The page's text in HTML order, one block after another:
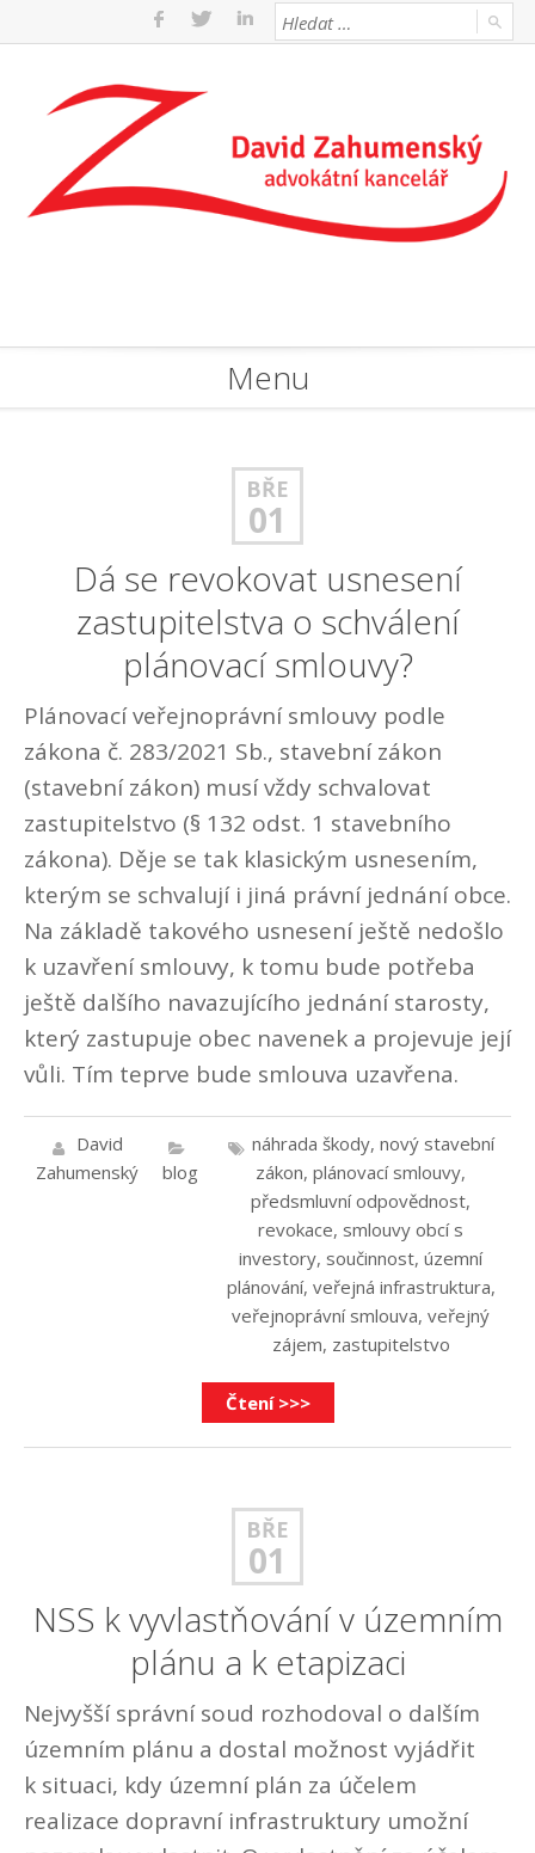
Menu
BŘE
01
Dá se revokovat usnesení
zastupitelstva o schválení
plánovací smlouvy?
Plánovací veřejnoprávní smlouvy podle
zákona č. 283/2021 Sb., stavební zákon
(stavební zákon) musí vždy schvalovat
zastupitelstvo (§ 132 odst. 1 stavebního
zákona). Děje se tak klasickým usnesením,
kterým se schvalují i jiná právní jednání obce.
Na základě takového usnesení ještě nedošlo
k uzavření smlouvy, k tomu bude potřeba
ještě dalšího navazujícího jednání starosty,
který zastupuje obec navenek a projevuje její
vůli. Tím teprve bude smlouva uzavřena.
David
Zahumenský
blog
náhrada škody, nový stavební
zákon, plánovací smlouvy,
předsmluvní odpovědnost,
revokace, smlouvy obcí s
investory, součinnost, územní
plánování, veřejná infrastruktura,
veřejnoprávní smlouva, veřejný
zájem, zastupitelstvo
Čtení >>>
BŘE
01
NSS k vyvlastňování v územním
plánu a k etapizaci
Nejvyšší správní soud rozhodoval o dalším
územním plánu a dostal možnost vyjádřit
k situaci, kdy územní plán za účelem
realizace dopravní infrastruktury umožní